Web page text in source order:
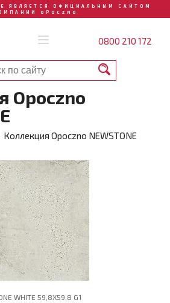
ЯВЛЯЕТСЯ ОФИЦИАЛЬНЫМ САЙТОМ
OPOCZNO
0800 210 172
Opoczno
Коллекция Opoczno NEWSTONE
WHITE 59,8X59,8 G1